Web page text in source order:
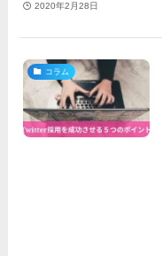
2020年2月28日
コラム